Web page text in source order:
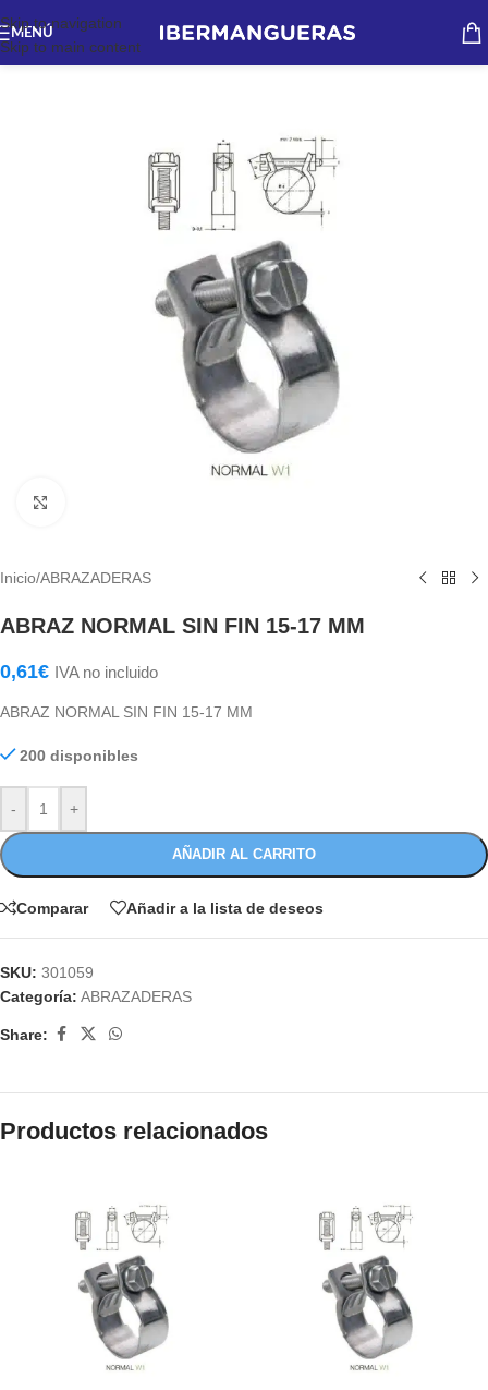
Skip to navigation
Skip to main content
MENÚ
Inicio/ABRAZADERAS
ABRAZ NORMAL SIN FIN 15-17 MM
0,61€ IVA no incluido
ABRAZ NORMAL SIN FIN 15-17 MM
200 disponibles
- +
AÑADIR AL CARRITO
Comparar Añadir a la lista de deseos
SKU: 301059
Categoría: ABRAZADERAS
Share:
Productos relacionados